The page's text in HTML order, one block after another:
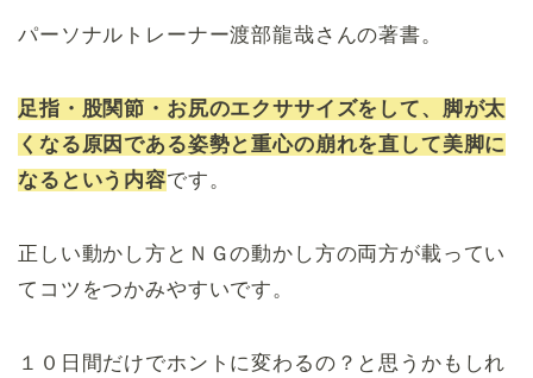
パーソナルトレーナー渡部龍哉さんの著書。
足指・股関節・お尻のエクササイズをして、脚が太
くなる原因である姿勢と重心の崩れを直して美脚に
なるという内容です。
正しい動かし方とＮＧの動かし方の両方が載ってい
てコツをつかみやすいです。
１０日間だけでホントに変わるの？と思うかもしれ